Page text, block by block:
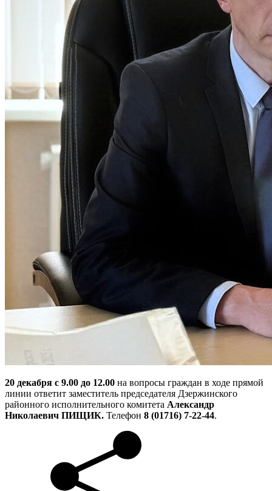
20 декабря с 9.00 до 12.00 на вопросы граждан в ходе прямой
линии ответит заместитель председателя Дзержинского
районного исполнительного комитета Александр
Николаевич ПИЩИК. Телефон 8 (01716) 7-22-44.